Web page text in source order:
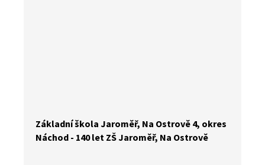
Základní škola Jaroměř, Na Ostrově 4, okres
Náchod - 140 let ZŠ Jaroměř, Na Ostrově